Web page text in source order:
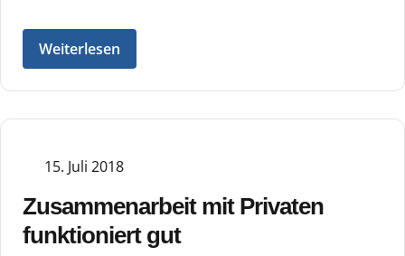
Weiterlesen
15. Juli 2018
Zusammenarbeit mit Privaten
funktioniert gut